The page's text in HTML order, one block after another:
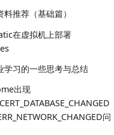
推荐（基础篇）
在虚拟机上部署
学习的一些思考与总结
出现
问